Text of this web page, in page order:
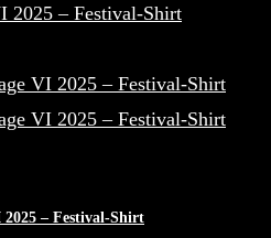
weist
Varianten
auf.
können– Festival-Shirt